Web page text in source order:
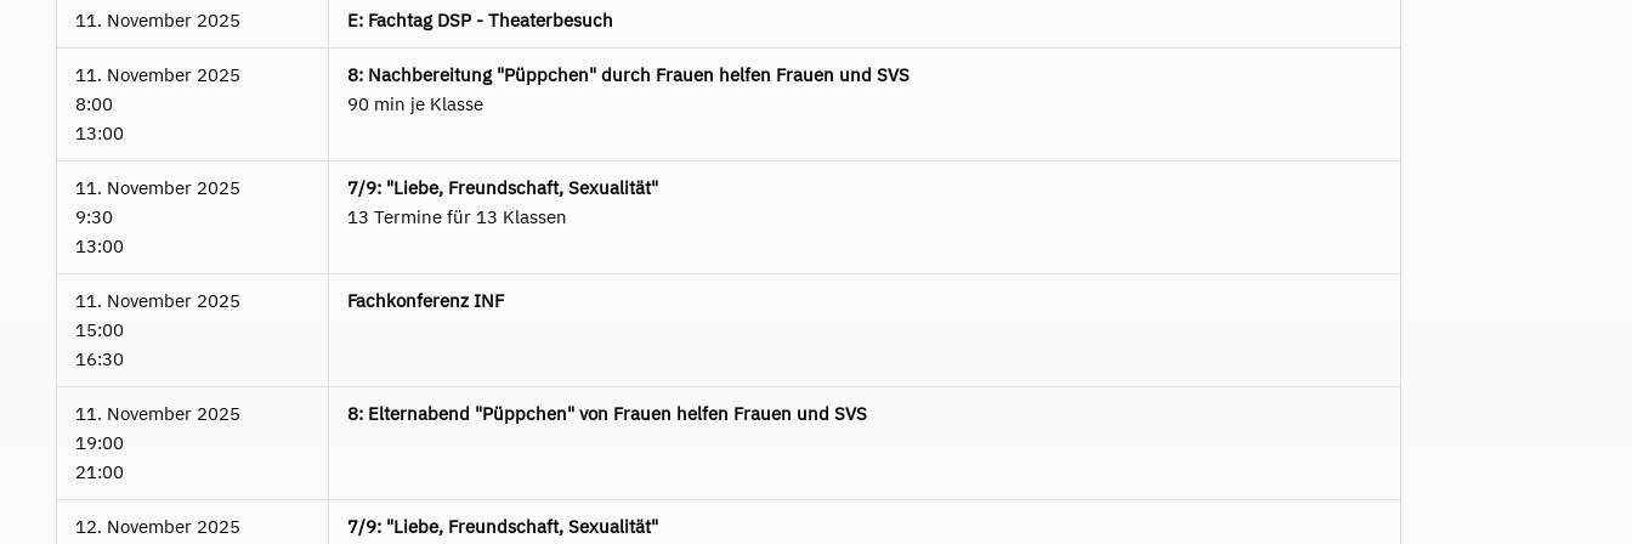
11. November 2025 E: Fachtag DSP - Theaterbesuch
11. November 2025
8:00
13:00
8: Nachbereitung "Püppchen" durch Frauen helfen Frauen und SVS
90 min je Klasse
11. November 2025
9:30
13:00
7/9: "Liebe, Freundschaft, Sexualität"
13 Termine für 13 Klassen
11. November 2025
15:00
16:30
Fachkonferenz INF
11. November 2025
19:00
21:00
8: Elternabend "Püppchen" von Frauen helfen Frauen und SVS
12. November 2025 7/9: "Liebe, Freundschaft, Sexualität"